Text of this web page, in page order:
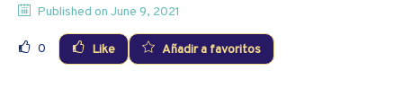
Published on June 9, 2021
0 Like Añadir a favoritos